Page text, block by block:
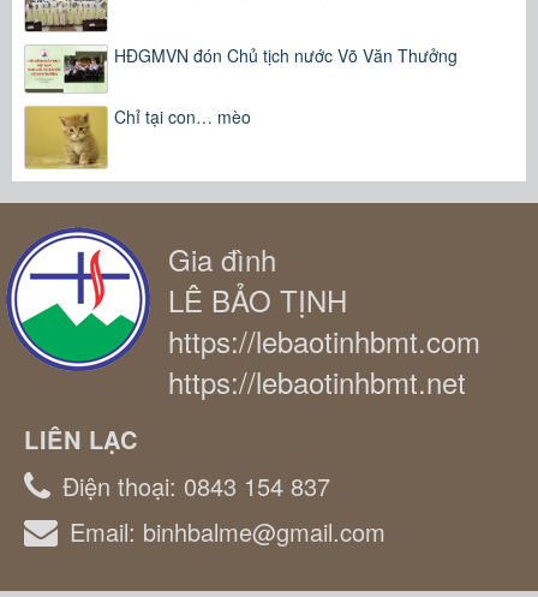
HĐGMVN đón Chủ tịch nước Võ Văn Thưởng
Chỉ tại con… mèo
Gia đình
LÊ BẢO TỊNH
https://lebaotinhbmt.com
https://lebaotinhbmt.net
LIÊN LẠC
Điện thoại: 0843 154 837
Email: binhbalme@gmail.com